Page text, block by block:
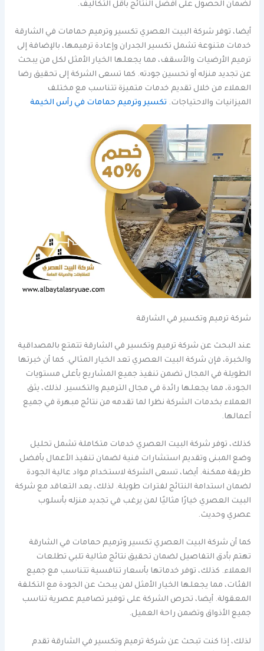
لضمان الحصول على أفضل النتائج بأقل التكاليف.
أيضا، توفر شركة البيت العصري تكسير وترميم حمامات في الشارقة
خدمات متنوعة تشمل تكسير الجدران وإعادة ترميمها، بالإضافة إلى
ترميم الأرضيات والأسقف، مما يجعلها الخيار الأمثل لكل من يبحث
عن تجديد منزله أو تحسين جودته. كما تسعى الشركة إلى تحقيق رضا
العملاء من خلال تقديم خدمات متميزة تتناسب مع مختلف
الميزانيات والاحتياجات. تكسير وترميم حمامات في رأس الخيمة
شركة ترميم وتكسير في الشارقة
عند البحث عن شركة ترميم وتكسير في الشارقة تتمتع بالمصداقية
والخبرة، فإن شركة البيت العصري تعد الخيار المثالي. كما أن خبرتها
الطويلة في المجال تضمن تنفيذ جميع المشاريع بأعلى مستويات
الجودة، مما يجعلها رائدة في مجال الترميم والتكسير. لذلك، يثق
العملاء بخدمات الشركة نظرا لما تقدمه من نتائج مبهرة في جميع
أعمالها.
كذلك، توفر شركة البيت العصري خدمات متكاملة تشمل تحليل
وضع المبنى وتقديم استشارات فنية لضمان تنفيذ الأعمال بأفضل
طريقة ممكنة. أيضا، تسعى الشركة لاستخدام مواد عالية الجودة
لضمان استدامة النتائج لفترات طويلة. لذلك، يعد التعاقد مع شركة
البيت العصري خيارًا مثاليًا لمن يرغب في تجديد منزله بأسلوب
عصري وحديث.
كما أن شركة البيت العصري تكسير وترميم حمامات في الشارقة
تهتم بأدق التفاصيل لضمان تحقيق نتائج مثالية تلبي تطلعات
العملاء. كذلك، توفر خدماتها بأسعار تنافسية تتناسب مع جميع
الفئات، مما يجعلها الخيار الأمثل لمن يبحث عن الجودة مع التكلفة
المعقولة. أيضا، تحرص الشركة على توفير تصاميم عصرية تناسب
جميع الأذواق وتضمن راحة العميل.
لذلك، إذا كنت تبحث عن شركة ترميم وتكسير في الشارقة تقدم